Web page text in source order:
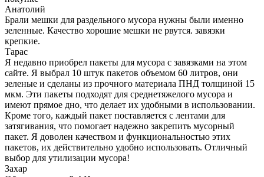
Анатолий
Брали мешки для раздельного мусора нужны были именно
зеленные. Качество хорошие мешки не рвутся. завязки
крепкие.
Тарас
Я недавно приобрел пакеты для мусора с завязками на этом
сайте. Я выбрал 10 штук пакетов объемом 60 литров, они
зеленые и сделаны из прочного материала ПНД толщиной 15
мкм. Эти пакеты подходят для среднетяжелого мусора и
имеют прямое дно, что делает их удобными в использовании.
Кроме того, каждый пакет поставляется с лентами для
затягивания, что помогает надежно закрепить мусорный
пакет. Я доволен качеством и функциональностью этих
пакетов, их действительно удобно использовать. Отличный
выбор для утилизации мусора!
Захар